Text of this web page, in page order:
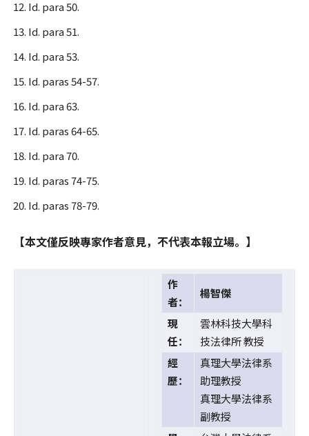
Id. para 50.
Id. para 51.
Id. para 53.
Id. paras 54-57.
Id. para 63.
Id. paras 64-65.
Id. para 70.
Id. paras 74-75.
Id. paras 78-79.
【本文僅反映專家作者意見，不代表本報立場。】
作
者：
楊智傑
現
任：
雲林科技大學科
技法律所 教授
經
歷：
真理大學法律系
助理教授
真理大學法律系
副教授